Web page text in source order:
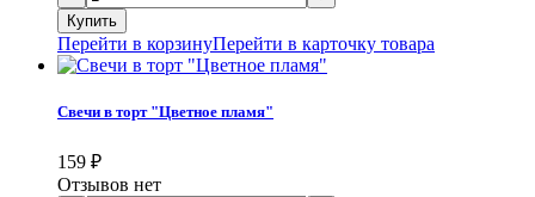
Перейти в корзинуПерейти в карточку товара
Свечи в торт "Цветное пламя"
159 ₽
Отзывов нет